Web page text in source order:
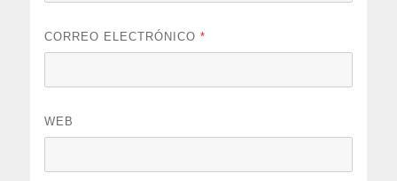
CORREO ELECTRÓNICO*
WEB